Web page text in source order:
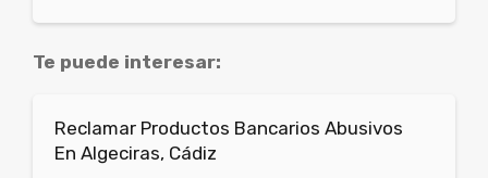
Te puede interesar:
Reclamar Productos Bancarios Abusivos
En Algeciras, Cádiz